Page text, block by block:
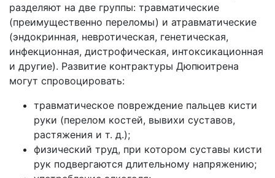
разделяют на две группы: травматические
(преимущественно переломы) и атравматические
(эндокринная, невротическая, генетическая,
инфекционная, дистрофическая, интоксикационная
и другие). Развитие контрактуры Дюпюитрена
могут спровоцировать:
травматическое повреждение пальцев кисти
руки (перелом костей, вывихи суставов,
растяжения и т. д.);
физический труд, при котором суставы кисти
рук подвергаются длительному напряжению;